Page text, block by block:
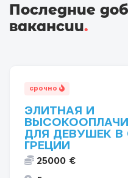
Последние
вакансии.
срочно
ЭЛИТНАЯ И
ДЛЯ ДЕВУШЕК В
ГРЕЦИИ
25000 €